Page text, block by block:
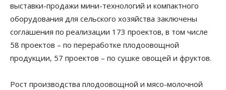
выставки-продажи мини-технологий и компактного
оборудования для сельского хозяйства заключены
соглашения по реализации 173 проектов, в том числе
58 проектов – по переработке плодоовощной
продукции, 57 проектов – по сушке овощей и фруктов.
Рост производства плодоовощной и мясо-молочной